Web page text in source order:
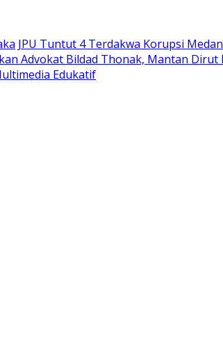
JPU Tuntut 4 Terdakwa Korupsi
Advokat Bildad Thonak, Mantan
Edukatif